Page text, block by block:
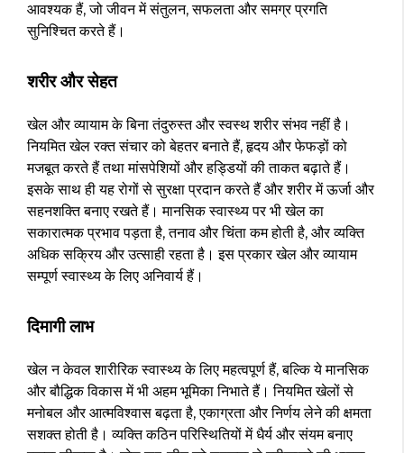
आवश्यक हैं, जो जीवन में संतुलन, सफलता और समग्र प्रगति
सुनिश्चित करते हैं।
शरीर और सेहत
खेल और व्यायाम के बिना तंदुरुस्त और स्वस्थ शरीर संभव नहीं है।
नियमित खेल रक्त संचार को बेहतर बनाते हैं, हृदय और फेफड़ों को
मजबूत करते हैं तथा मांसपेशियों और हड्डियों की ताकत बढ़ाते हैं।
इसके साथ ही यह रोगों से सुरक्षा प्रदान करते हैं और शरीर में ऊर्जा और
सहनशक्ति बनाए रखते हैं। मानसिक स्वास्थ्य पर भी खेल का
सकारात्मक प्रभाव पड़ता है, तनाव और चिंता कम होती है, और व्यक्ति
अधिक सक्रिय और उत्साही रहता है। इस प्रकार खेल और व्यायाम
सम्पूर्ण स्वास्थ्य के लिए अनिवार्य हैं।
दिमागी लाभ
खेल न केवल शारीरिक स्वास्थ्य के लिए महत्वपूर्ण हैं, बल्कि ये मानसिक
और बौद्धिक विकास में भी अहम भूमिका निभाते हैं। नियमित खेलों से
मनोबल और आत्मविश्वास बढ़ता है, एकाग्रता और निर्णय लेने की क्षमता
सशक्त होती है। व्यक्ति कठिन परिस्थितियों में धैर्य और संयम बनाए